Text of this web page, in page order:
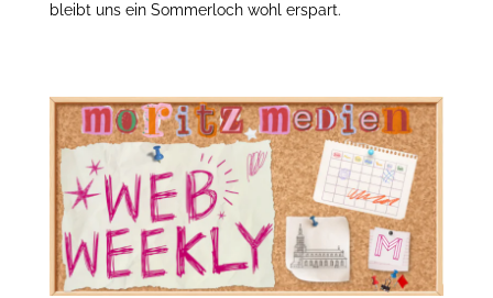
bleibt uns ein Sommerloch wohl erspart.